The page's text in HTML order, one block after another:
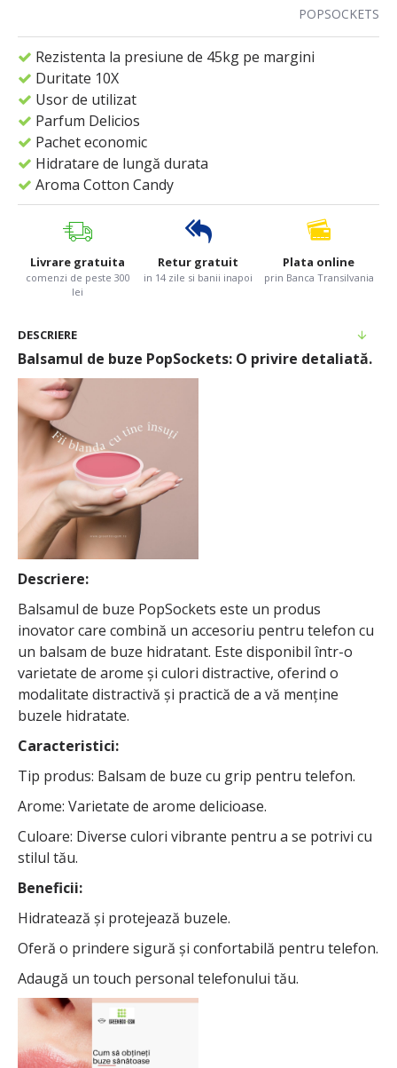
POPSOCKETS
Rezistenta la presiune de 45kg pe margini
Duritate 10X
Usor de utilizat
Parfum Delicios
Pachet economic
Hidratare de lungă durata
Aroma Cotton Candy
Livrare gratuita
comenzi de peste 300
lei
Retur gratuit
in 14 zile si banii inapoi
Plata online
prin Banca Transilvania
DESCRIERE
Balsamul de buze PopSockets: O privire detaliată.
Descriere:
Balsamul de buze PopSockets este un produs
inovator care combină un accesoriu pentru telefon cu
un balsam de buze hidratant. Este disponibil într-o
varietate de arome și culori distractive, oferind o
modalitate distractivă și practică de a vă menține
buzele hidratate.
Caracteristici:
Tip produs: Balsam de buze cu grip pentru telefon.
Arome: Varietate de arome delicioase.
Culoare: Diverse culori vibrante pentru a se potrivi cu
stilul tău.
Beneficii:
Hidratează și protejează buzele.
Oferă o prindere sigură și confortabilă pentru telefon.
Adaugă un touch personal telefonului tău.